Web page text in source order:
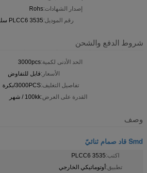
إصدار الشهادات:Rohs
رقم الموديل:3535 PLCC6 سلسلة
شروط الدفع والشحن
الحد الأدنى لكمية:3000pcs
الأسعار:قابل للتفاوض
تفاصيل التغليف:3000PCS/بكرة
القدرة على العرض:100kk / شهر
وصف
Smd قاد صمام ثنائيّ
اكتب:3535 PLCC6
تطبيق:أوتوماتيكي الخارجي